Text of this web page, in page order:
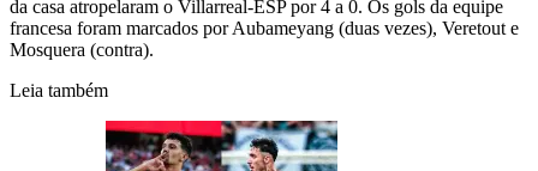
da casa atropelaram o Villarreal-ESP por 4 a 0. Os gols da equipe
francesa foram marcados por Aubameyang (duas vezes), Veretout e
Mosquera (contra).
Leia também